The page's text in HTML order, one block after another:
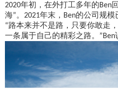
2020年初，在外打工多年的Ben
海”。 2021年末， Ben的公司规模
“路本来并不是路，只要你敢走
一条属于自己的精彩之路。 ”Ben